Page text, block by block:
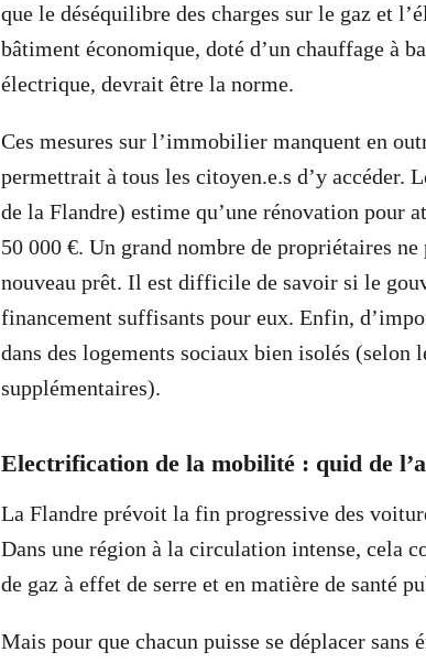
que le déséquilibre des charges sur le gaz et
bâtiment économique, doté d’un chauffage à
électrique, devrait être la norme.
Ces mesures sur l’immobilier manquent en
permettrait à tous les citoyen.e.s d’y accéder.
de la Flandre) estime qu’une rénovation pour
50 000 €. Un grand nombre de propriétaires
nouveau prêt. Il est difficile de savoir si le
financement suffisants pour eux. Enfin,
dans des logements sociaux bien isolés (selon
supplémentaires).
Electrification de la mobilité : quid de
La Flandre prévoit la fin progressive des
Dans une région à la circulation intense, cela
de gaz à effet de serre et en matière de santé
Mais pour que chacun puisse se déplacer sans